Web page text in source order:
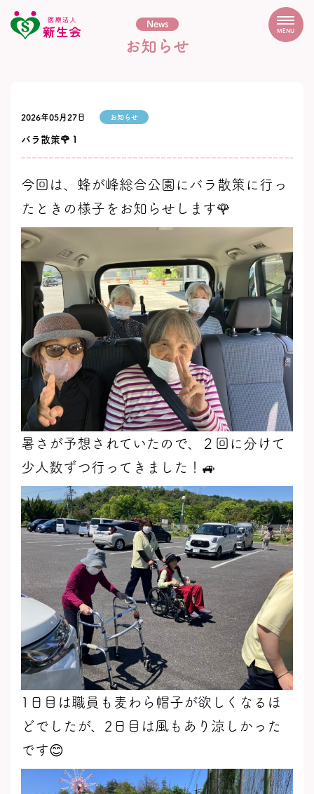
MENU
News
お知らせ
2026年05月27日 お知らせ
バラ散策🌹１
今回は、蜂が峰総合公園にバラ散策に行っ
たときの様子をお知らせします🌹
暑さが予想されていたので、２回に分けて
少人数ずつ行ってきました！🚙
1日目は職員も麦わら帽子が欲しくなるほ
どでしたが、2日目は風もあり涼しかった
です😊